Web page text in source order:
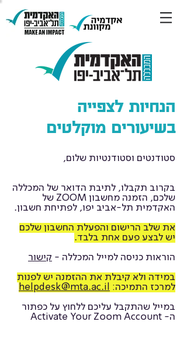
הנחיות לצפייה
בשיעורים מוקלטים
סטודנטים וסטודנטיות שלום,
בקרוב תקבלו, לתיבת הדואר של המכללה
שלכם, הזמנה מחשבון ZOOM של
האקדמית תל-אביב יפו, לפתיחת חשבון.
את שלב הרישום והפעלת החשבון שלכם
יש לבצע פעם אחת בלבד.
הוראות כניסה למייל המכללה - קישור
במידה ולא קיבלת את ההזמנה יש לפנות
למרכז התמיכה:
helpdesk@mta.ac.il
במייל שהתקבל עליכם ללחוץ על כפתור
ה- Activate Your Zoom Account